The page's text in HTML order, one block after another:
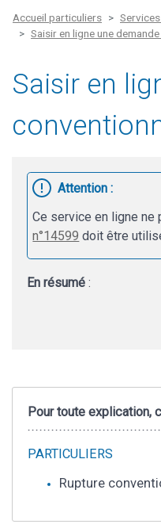
Accueil particuliers
Saisir en ligne une
Saisir en
Attention :
Ce service en ligne ne
n°14599 doit être
En résumé :
Pour toute explication,
PARTICULIERS
Rupture